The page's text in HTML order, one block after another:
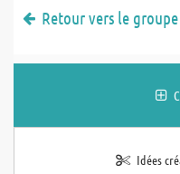
Retour vers le
Idées